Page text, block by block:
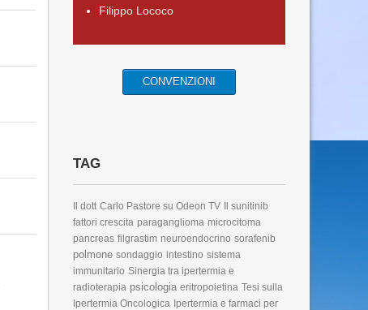
Filippo Lococo
CONVENZIONI
TAG
Il dott Carlo Pastore su Odeon TV
Il sunitinib
fattori crescita paraganglioma microcitoma
pancreas filgrastim neuroendocrino sorafenib
polmone sondaggio intestino sistema
immunitario Sinergia tra ipertermia e
radioterapia psicologia eritropoietina Tesi sulla
Ipertermia Oncologica Ipertermia e farmaci per